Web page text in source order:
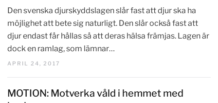
Den svenska djurskyddslagen slår fast att djur ska ha
möjlighet att bete sig naturligt. Den slår också fast att
djur endast får hållas så att deras hälsa främjas. Lagen är
dock en ramlag, som lämnar…
APRIL 24, 2017
MOTION: Motverka våld i hemmet med